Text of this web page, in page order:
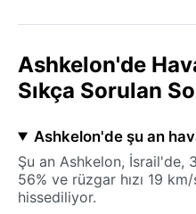
Ashkelon'de
Sıkça Sorulan
Ashkelon'de şu an
Şu an Ashkelon, İsrail'de,
56% ve rüzgar hızı 19
hissediliyor.